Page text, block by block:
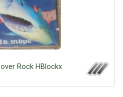
Rock HBlockx